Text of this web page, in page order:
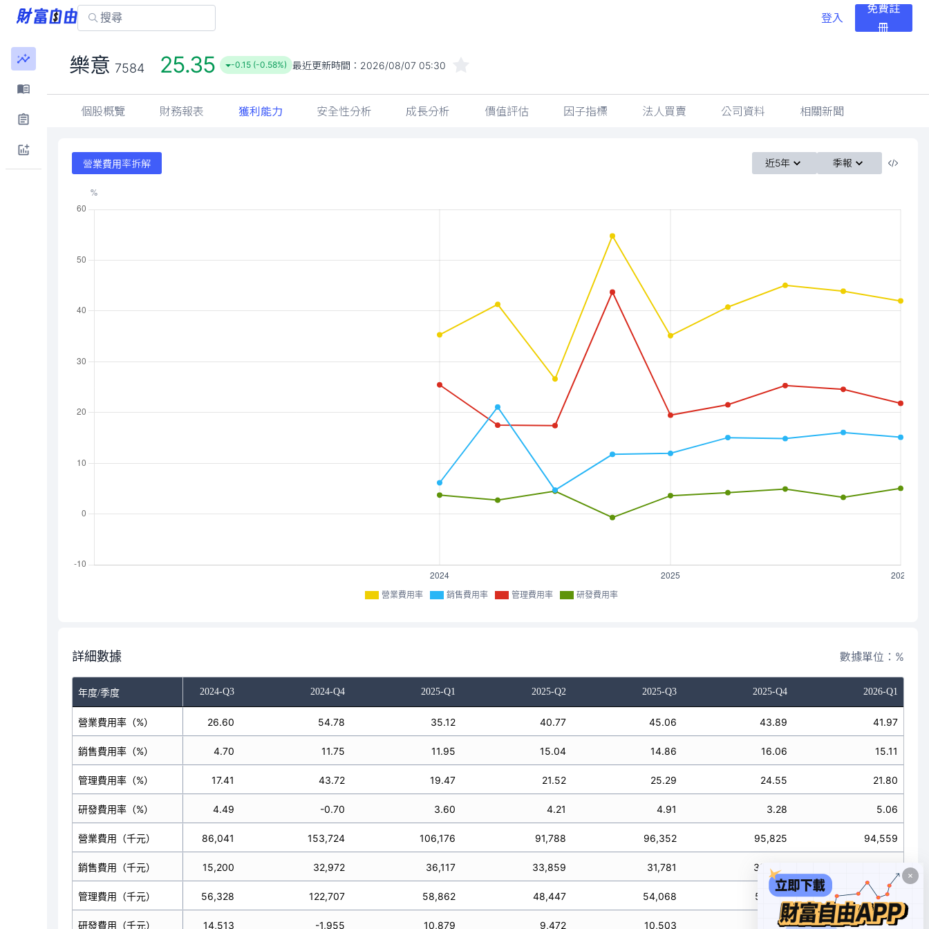
登入
免費註
冊
樂意 7584 25.35 -0.15 (-0.58%) 最近更新時間： 2026/08/07 05:30
個股概覽 財務報表 獲利能力 安全性分析 成長分析 價值評估 因子指標 法人買賣 公司資料 相關新聞
營業費用率拆解 近5年 季報
營業費用率 銷售費用率 管理費用率 研發費用率
詳細數據 數據單位：%
年度/季度
2024-Q2 2024-Q3 2024-Q4 2025-Q1 2025-Q2 2025-Q3 2025-Q4 2026-Q1
營業費用率（%）
銷售費用率（%）
管理費用率（%）
研發費用率（%）
營業費用（千元）
銷售費用（千元）
管理費用（千元）
研發費用（千元）
41.30 26.60 54.78 35.12 40.77 45.06 43.89 41.97
21.07 4.70 11.75 11.95 15.04 14.86 16.06 15.11
17.50 17.41 43.72 19.47 21.52 25.29 24.55 21.80
2.73 4.49 -0.70 3.60 4.21 4.91 3.28 5.06
105,849 86,041 153,724 106,176 91,788 96,352 95,825 94,559
54,010 15,200 32,972 36,117 33,859 31,781 35,059
44,839 56,328 122,707 58,862 48,447 54,068 53,601 49,110
7,000 14,513 -1,955 10,879 9,472 10,503 7,171 11,400